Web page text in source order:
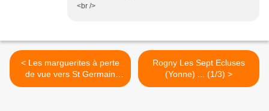
<br />
< Les marguerites à perte
de vue vers St Germain
Lembron (63) ...
Rogny Les Sept Ecluses
(Yonne) ... (1/3) >